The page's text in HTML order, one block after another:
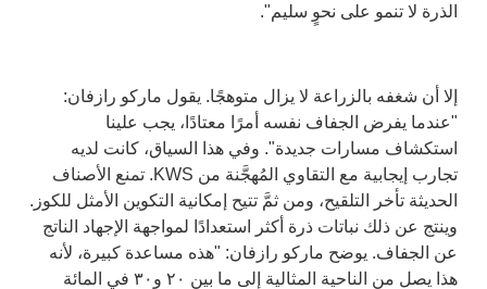
الذرة لا تنمو على نحوٍ سليم".
إلا أن شغفه بالزراعة لا يزال متوهجًا. يقول ماركو رازفان:
"عندما يفرض الجفاف نفسه أمرًا معتادًا، يجب علينا
استكشاف مسارات جديدة". وفي هذا السياق، كانت لديه
تجارب إيجابية مع التقاوي المُهجَّنة من KWS. تمنع الأصناف
الحديثة تأخر التلقيح، ومن ثمَّ تتيح إمكانية التكوين الأمثل للكوز.
وينتج عن ذلك نباتات ذرة أكثر استعدادًا لمواجهة الإجهاد الناتج
عن الجفاف. يوضح ماركو رازفان: "هذه مساعدة كبيرة، لأنه
هذا يصل من الناحية المثالية إلى ما بين ۲۰ و۳۰ في المائة